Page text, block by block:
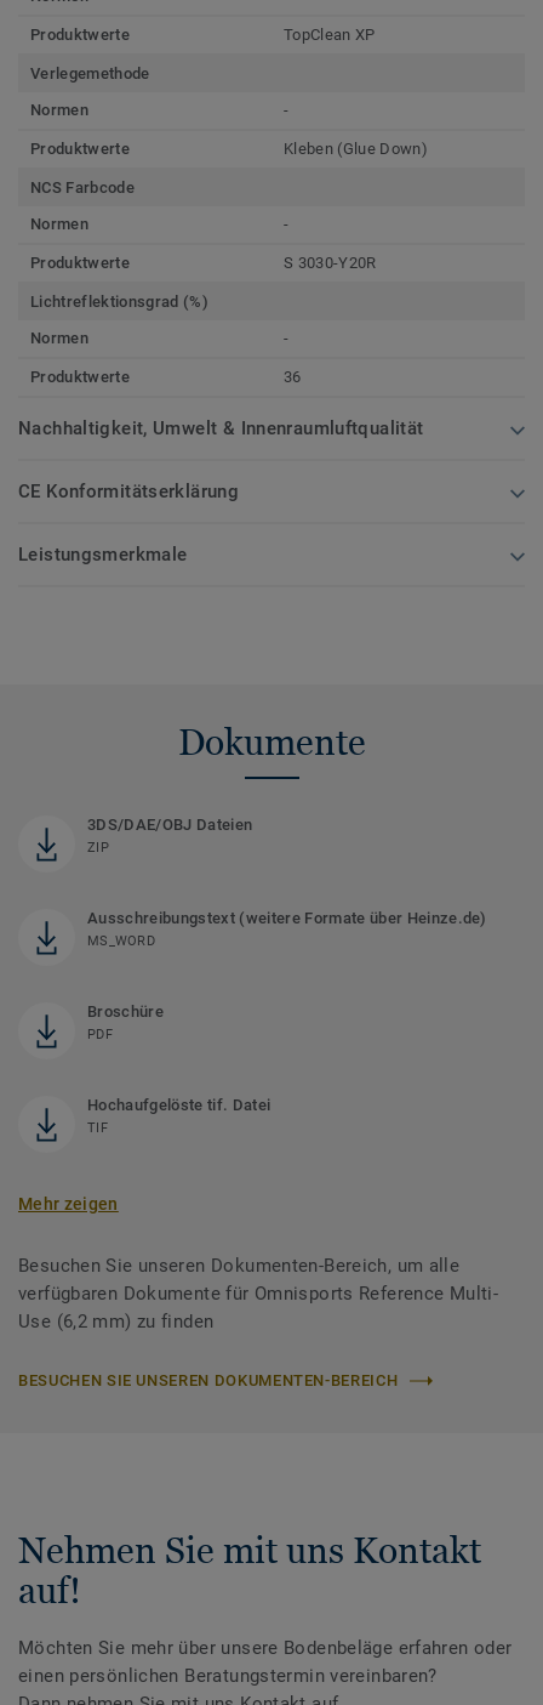
Produktwerte TopClean XP
Verlegemethode
Normen
-
Produktwerte Kleben (Glue Down)
NCS Farbcode
Normen
-
Produktwerte S 3030-Y20R
Lichtreflektionsgrad (%)
Normen
-
Produktwerte 36
Nachhaltigkeit, Umwelt & Innenraumluftqualität
CE Konformitätserklärung
Leistungsmerkmale
Dokumente
3DS/DAE/OBJ Dateien
ZIP
Ausschreibungstext (weitere Formate über Heinze.de)
MS_WORD
Broschüre
PDF
Hochaufgelöste tif. Datei
TIF
Mehr zeigen
Besuchen Sie unseren Dokumenten-Bereich, um alle
verfügbaren Dokumente für Omnisports Reference Multi-
Use (6,2 mm) zu finden
BESUCHEN SIE UNSEREN DOKUMENTEN-BEREICH
Nehmen Sie mit uns Kontakt
auf!
Möchten Sie mehr über unsere Bodenbeläge erfahren oder
einen persönlichen Beratungstermin vereinbaren?